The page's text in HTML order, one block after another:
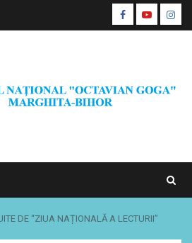
Facebook
Youtube
CŞE
DE “ZIUA NAȚIONALĂ A LECTURII”